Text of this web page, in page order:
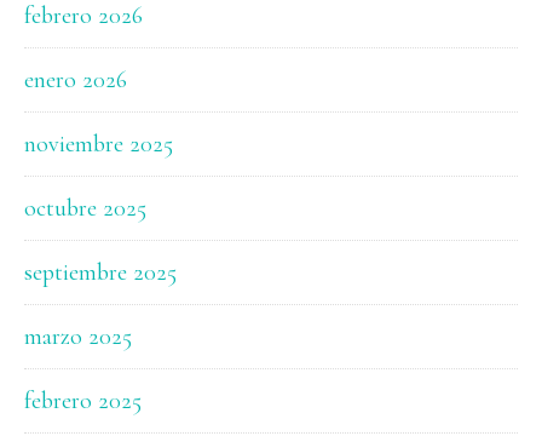
febrero 2026
enero 2026
noviembre 2025
octubre 2025
septiembre 2025
marzo 2025
febrero 2025